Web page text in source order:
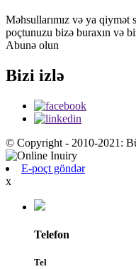
Məhsullarımız və ya qiymət
poçtunuzu bizə buraxın və
Abunə olun
Bizi izlə
© Copyright - 2010-2021:
E-poçt göndər
x
Telefon
Tel